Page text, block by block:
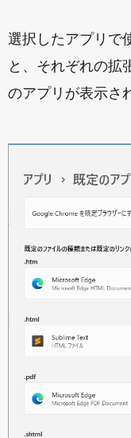
選択したアプリで
と、それぞれの拡
のアプリが表示さ